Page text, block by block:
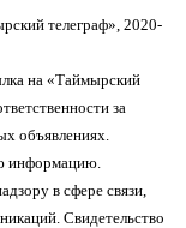
телеграф», 2020-
на «Таймырский
за
объявлениях.
информацию.
в сфере связи,
Свидетельство